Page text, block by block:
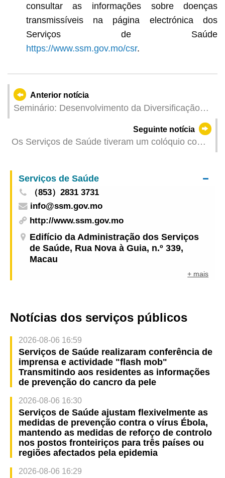
consultar as informações sobre doenças
transmissíveis na página electrónica dos
Serviços de Saúde
https://www.ssm.gov.mo/csr.
Anterior notícia
Seminário: Desenvolvimento da Diversificação
Adequada da Economia reforça capacidade de
Resistência Económica ao Riscos e de Avaliação
de Riscos
Seguinte notícia
Os Serviços de Saúde tiveram um colóquio com
tomaram medidas antecipadas para aumentar a
capacidade de eliminação de mosquitos
Serviços de Saúde
（853）2831 3731
info@ssm.gov.mo
http://www.ssm.gov.mo
Edifício da Administração dos Serviços
de Saúde, Rua Nova à Guia, n.º 339,
Macau
+ mais
Notícias dos serviços públicos
2026-08-06 16:59
Serviços de Saúde realizaram conferência de
imprensa e actividade "flash mob"
Transmitindo aos residentes as informações
de prevenção do cancro da pele
2026-08-06 16:30
Serviços de Saúde ajustam flexivelmente as
medidas de prevenção contra o vírus Ébola,
mantendo as medidas de reforço de controlo
nos postos fronteiriços para três países ou
regiões afectados pela epidemia
2026-08-06 16:29